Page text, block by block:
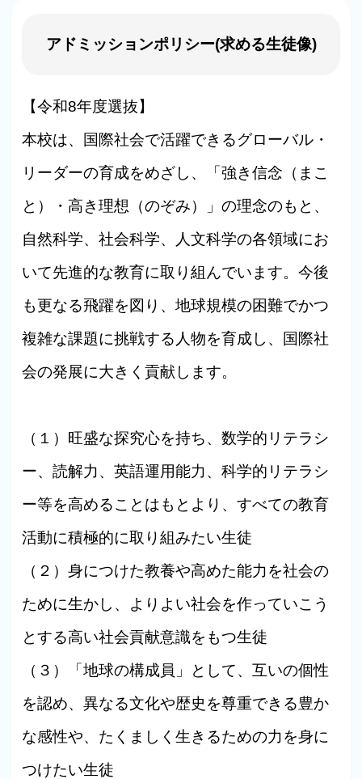
アドミッションポリシー(求める生徒像)
【令和8年度選抜】
本校は、国際社会で活躍できるグローバル・
リーダーの育成をめざし、「強き信念（まこ
と）・高き理想（のぞみ）」の理念のもと、
自然科学、社会科学、人文科学の各領域にお
いて先進的な教育に取り組んでいます。今後
も更なる飛躍を図り、地球規模の困難でかつ
複雑な課題に挑戦する人物を育成し、国際社
会の発展に大きく貢献します。
（１）旺盛な探究心を持ち、数学的リテラシ
ー、読解力、英語運用能力、科学的リテラシ
ー等を高めることはもとより、すべての教育
活動に積極的に取り組みたい生徒
（２）身につけた教養や高めた能力を社会の
ために生かし、よりよい社会を作っていこう
とする高い社会貢献意識をもつ生徒
（３）「地球の構成員」として、互いの個性
を認め、異なる文化や歴史を尊重できる豊か
な感性や、たくましく生きるための力を身に
つけたい生徒